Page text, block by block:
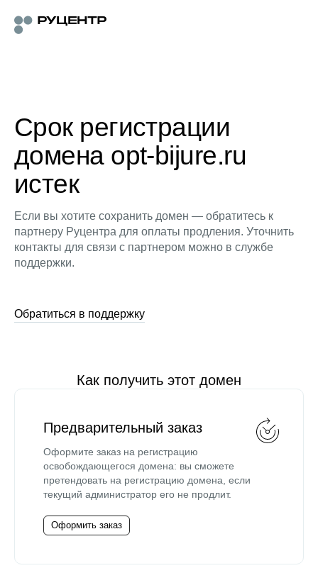
Срок регистрации
домена opt-bijure.ru
истек
Если вы хотите сохранить домен — обратитесь к
партнеру Руцентра для оплаты продления. Уточнить
контакты для связи с партнером можно в службе
поддержки.
Обратиться в поддержку
Как получить этот домен
Предварительный заказ
Оформите заказ на регистрацию
освобождающегося домена: вы сможете
претендовать на регистрацию домена, если
текущий администратор его не продлит.
Оформить заказ